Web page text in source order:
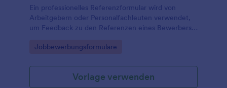
Ein professionelles Referenzformular wird von
Arbeitgebern oder Personalfachleuten verwendet,
um Feedback zu den Referenzen eines Bewerbers
Go to Category:
Jobbewerbungsformulare
Vorlage verwenden